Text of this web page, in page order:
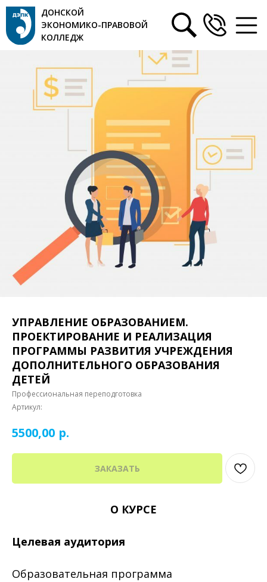
ДОНСКОЙ
ЭКОНОМИКО-ПРАВОВОЙ
КОЛЛЕДЖ
УПРАВЛЕНИЕ ОБРАЗОВАНИЕМ.
ПРОЕКТИРОВАНИЕ И РЕАЛИЗАЦИЯ
ПРОГРАММЫ РАЗВИТИЯ УЧРЕЖДЕНИЯ
ДОПОЛНИТЕЛЬНОГО ОБРАЗОВАНИЯ
ДЕТЕЙ
Профессиональная переподготовка
Артикул:
5500,00 р.
ЗАКАЗАТЬ
О КУРСЕ
Целевая аудитория
Образовательная программа